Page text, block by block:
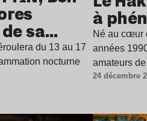
sa
du 13 au 17
nocturne
à
Né au cœur
années
amateurs
24 décembre